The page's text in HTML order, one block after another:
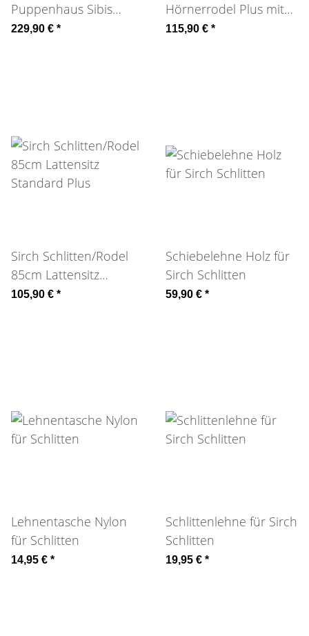
Puppenhaus Sibis
möbliert Rive Gauche
229,90 € *
Hörnerrodel Plus mit
Gurtsitz 85 cm
115,90 € *
Sirch Schlitten/Rodel
85cm Lattensitz
Standard Plus
105,90 € *
Schiebelehne Holz für
Sirch Schlitten
59,90 € *
Lehnentasche Nylon
für Schlitten
14,95 € *
Schlittenlehne für Sirch
Schlitten
19,95 € *